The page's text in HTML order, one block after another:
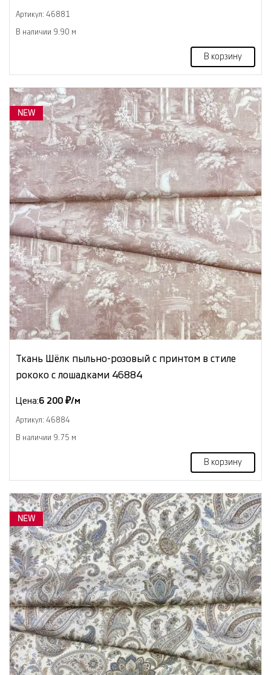
Артикул: 46881
В наличии 9.90 м
В корзину
NEW
Ткань Шёлк пыльно-розовый с принтом в стиле
рококо с лошадками 46884
Цена:6 200 ₽/м
Артикул: 46884
В наличии 9.75 м
В корзину
NEW